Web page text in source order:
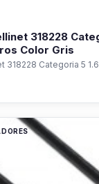
318228
Color Gris
318228 Categoria 5